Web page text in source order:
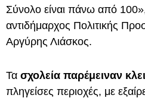
Σύνολο είναι πάνω από
αντιδήμαρχος Πολιτικής
Αργύρης Λιάσκος.
Τα σχολεία παρέμειναν
πληγείσες περιοχές, με